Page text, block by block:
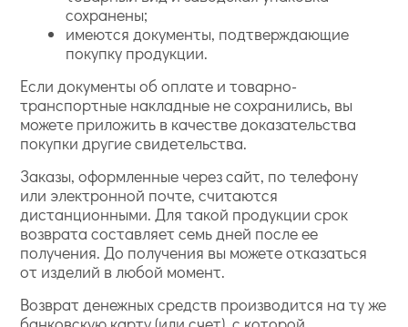
сохранены;
имеются документы, подтверждающие
покупку продукции.
Если документы об оплате и товарно-
транспортные накладные не сохранились, вы
можете приложить в качестве доказательства
покупки другие свидетельства.
Заказы, оформленные через сайт, по телефону
или электронной почте, считаются
дистанционными. Для такой продукции срок
возврата составляет семь дней после ее
получения. До получения вы можете отказаться
от изделий в любой момент.
Возврат денежных средств производится на ту же